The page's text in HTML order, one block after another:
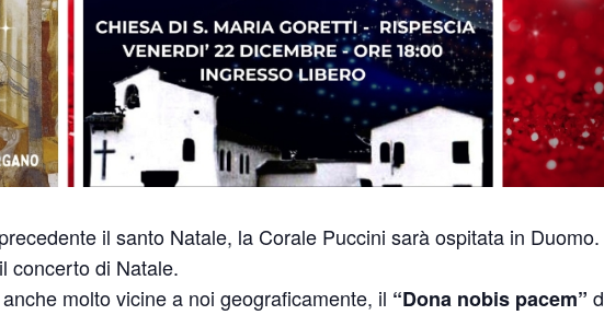
il santo Natale, la Corale Puccini sarà ospitata in Duomo.
concerto di Natale.
molto vicine a noi geograficamente, il “Dona nobis pacem”